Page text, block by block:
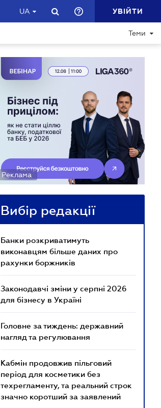
UA УВІЙТИ
Теми
Реклама
Вибір редакції
Банки розкриватимуть
виконавцям більше даних про
рахунки боржників
Законодавчі зміни у серпні 2026
для бізнесу в Україні
Головне за тиждень: державний
нагляд та регулювання
Кабмін продовжив пільговий
період для косметики без
техрегламенту, та реальний строк
значно коротший за заявлений